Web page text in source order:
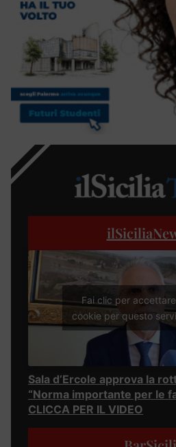
Fai clic per
cookie per questo
Sala d’Ercole approva la
“Norma importante per le
CLICCA PER IL VIDEO